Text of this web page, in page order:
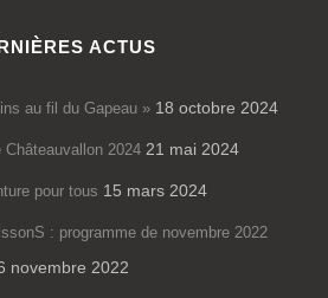
ACTUS
au fil du Gapeau » 18 octobre 2024
Châteauvallon 2024 21 mai 2024
pour tous 15 mars 2024
: programme de novembre 2022
novembre 2022